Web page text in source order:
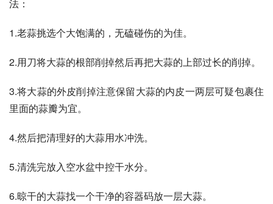
法：
1.老蒜挑选个大饱满的，无磕碰伤的为佳。
2.用刀将大蒜的根部削掉然后再把大蒜的上部过长的削掉。
3.将大蒜的外皮削掉注意保留大蒜的内皮一两层可疑包裹住
里面的蒜瓣为宜。
4.然后把清理好的大蒜用水冲洗。
5.清洗完放入空水盆中控干水分。
6.晾干的大蒜找一个干净的容器码放一层大蒜。